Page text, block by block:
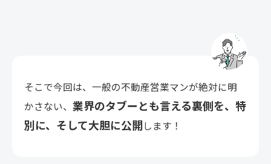
そこで今回は、一般の不動産営業マンが絶対に明
かさない、業界のタブーとも言える裏側を、特
別に、そして大胆に公開します！